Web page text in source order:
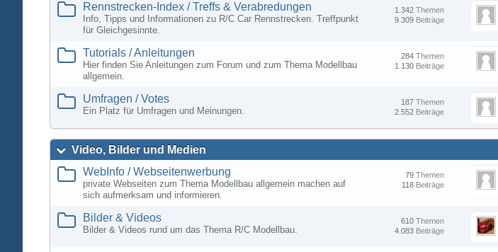
Rennstrecken-Index / Treffs & Verabredungen
Info, Tipps und Informationen zu R/C Car Rennstrecken. Treffpunkt
für Gleichgesinnte.
Themen
1.342
Beiträge
9.309
Tutorials / Anleitungen
Hier finden Sie Anleitungen zum Forum und zum Thema Modellbau
allgemein.
Themen
284
Beiträge
1.130
Umfragen / Votes
Ein Platz für Umfragen und Meinungen.
Themen
187
Beiträge
2.552
Video, Bilder und Medien
WebInfo / Webseitenwerbung
private Webseiten zum Thema Modellbau allgemein machen auf
sich aufmerksam und informieren.
Themen
79
Beiträge
118
Bilder & Videos
Bilder & Videos rund um das Thema R/C Modellbau.
Themen
610
Beiträge
4.083